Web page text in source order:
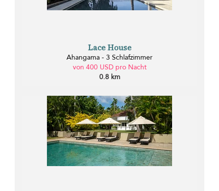
Lace House
Ahangama - 3 Schlafzimmer
von 400 USD pro Nacht
0.8 km